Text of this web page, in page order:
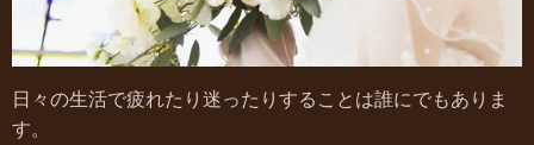
日々の生活で疲れたり迷ったりすることは誰にでもありま
す。